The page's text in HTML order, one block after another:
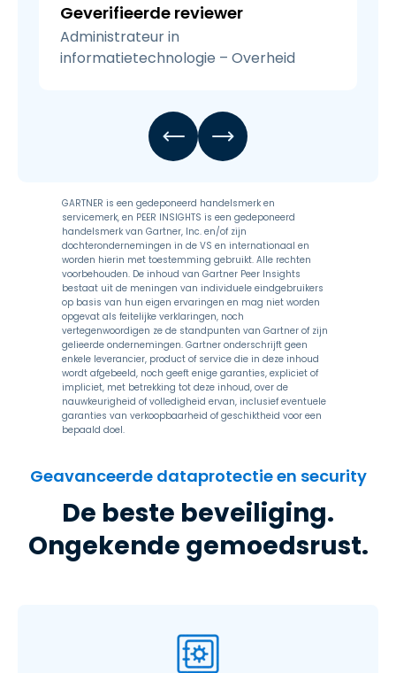
Geverifieerde reviewer
Administrateur in
informatietechnologie – Overheid
GARTNER is een gedeponeerd handelsmerk en
servicemerk, en PEER INSIGHTS is een gedeponeerd
handelsmerk van Gartner, Inc. en/of zijn
dochterondernemingen in de VS en internationaal en
worden hierin met toestemming gebruikt. Alle rechten
voorbehouden. De inhoud van Gartner Peer Insights
bestaat uit de meningen van individuele eindgebruikers
op basis van hun eigen ervaringen en mag niet worden
opgevat als feitelijke verklaringen, noch
vertegenwoordigen ze de standpunten van Gartner of zijn
gelieerde ondernemingen. Gartner onderschrijft geen
enkele leverancier, product of service die in deze inhoud
wordt afgebeeld, noch geeft enige garanties, expliciet of
impliciet, met betrekking tot deze inhoud, over de
nauwkeurigheid of volledigheid ervan, inclusief eventuele
garanties van verkoopbaarheid of geschiktheid voor een
bepaald doel.
Geavanceerde dataprotectie en security
De beste beveiliging.
Ongekende gemoedsrust.